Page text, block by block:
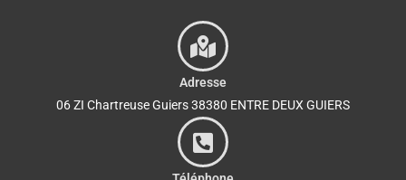
Adresse
06 ZI Chartreuse Guiers 38380 ENTRE DEUX GUIERS